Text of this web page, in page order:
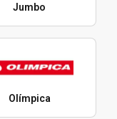
Jumbo
Olímpica